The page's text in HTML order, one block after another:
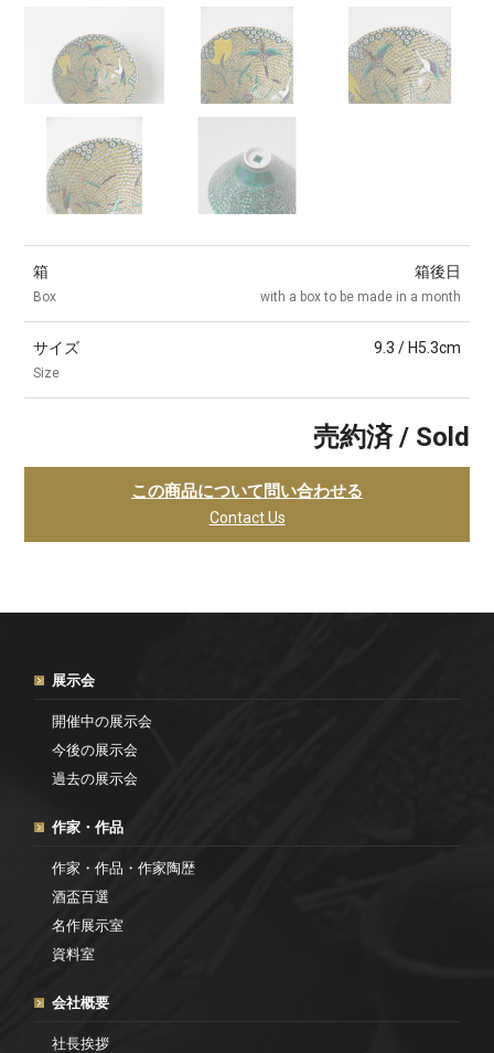
箱
Box
箱後日
with a box to be made in a month
サイズ
Size
9.3 / H5.3cm
売約済 / Sold
この商品について問い合わせる
Contact Us
展示会
開催中の展示会
今後の展示会
過去の展示会
作家・作品
作家・作品・作家陶歴
酒盃百選
名作展示室
資料室
会社概要
社長挨拶